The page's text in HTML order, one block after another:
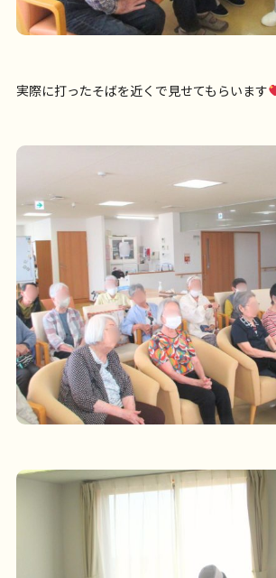
実際に打ったそばを近くで見せてもらいます